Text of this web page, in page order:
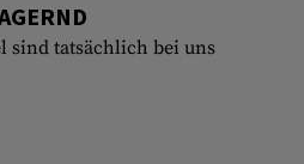
sind tatsächlich bei uns